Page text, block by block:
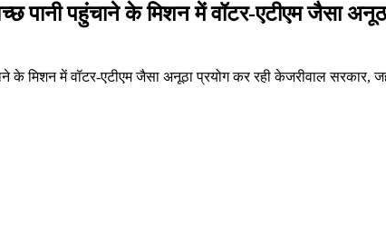
पानी पहुंचाने के मिशन में वॉटर-एटीएम जैसा
के मिशन में वॉटर-एटीएम जैसा अनूठा प्रयोग कर रही केजरीवाल सरकार,